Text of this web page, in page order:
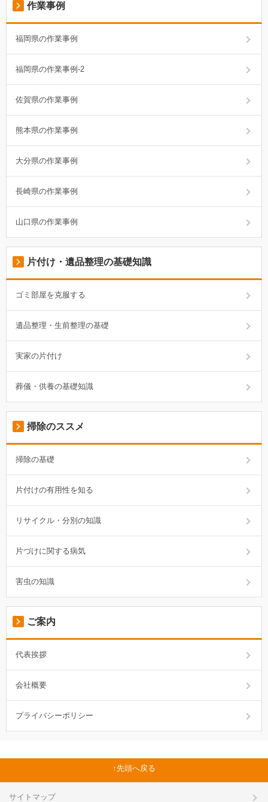
作業事例
福岡県の作業事例
福岡県の作業事例-2
佐賀県の作業事例
熊本県の作業事例
大分県の作業事例
長崎県の作業事例
山口県の作業事例
片付け・遺品整理の基礎知識
ゴミ部屋を克服する
遺品整理・生前整理の基礎
実家の片付け
葬儀・供養の基礎知識
掃除のススメ
掃除の基礎
片付けの有用性を知る
リサイクル・分別の知識
片づけに関する病気
害虫の知識
ご案内
代表挨拶
会社概要
プライバシーポリシー
先頭へ戻る
サイトマップ